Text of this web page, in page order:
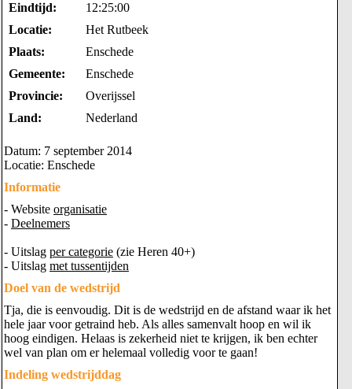
Eindtijd:
12:25:00
Locatie:
Het Rutbeek
Plaats:
Enschede
Gemeente:
Enschede
Provincie:
Overijssel
Land:
Nederland
Datum: 7 september 2014
Locatie: Enschede
Informatie
- Website organisatie
- Deelnemers
- Uitslag per categorie (zie Heren 40+)
- Uitslag met tussentijden
Doel van de wedstrijd
Tja, die is eenvoudig. Dit is de wedstrijd en de afstand waar ik het
hele jaar voor getraind heb. Als alles samenvalt hoop en wil ik
hoog eindigen. Helaas is zekerheid niet te krijgen, ik ben echter
wel van plan om er helemaal volledig voor te gaan!
Indeling wedstrijddag